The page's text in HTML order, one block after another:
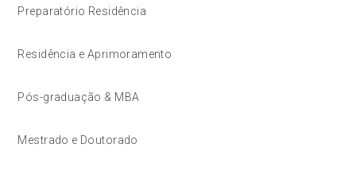
Preparatório Residência
Residência e Aprimoramento
Pós-graduação & MBA
Mestrado e Doutorado